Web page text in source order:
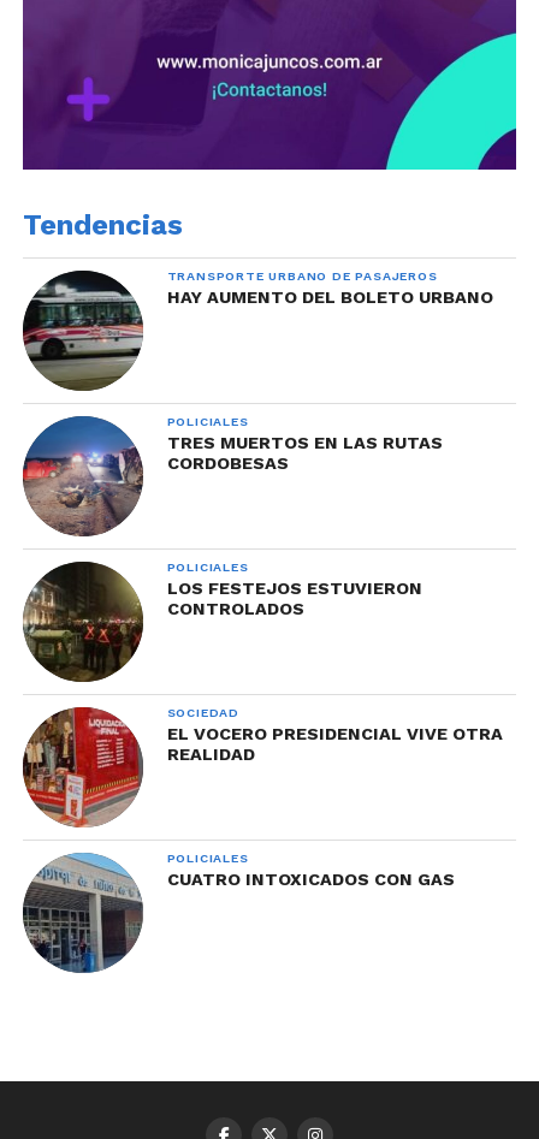
Tendencias
TRANSPORTE URBANO DE PASAJEROS
HAY AUMENTO DEL BOLETO URBANO
POLICIALES
TRES MUERTOS EN LAS RUTAS
CORDOBESAS
POLICIALES
LOS FESTEJOS ESTUVIERON
CONTROLADOS
SOCIEDAD
EL VOCERO PRESIDENCIAL VIVE OTRA
REALIDAD
POLICIALES
CUATRO INTOXICADOS CON GAS